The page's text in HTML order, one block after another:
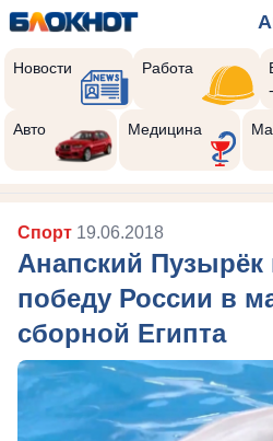
Новости Работа
Авто Медицина
Спорт 19.06.2018
Анапский Пузырёк
победу России в
сборной Египта